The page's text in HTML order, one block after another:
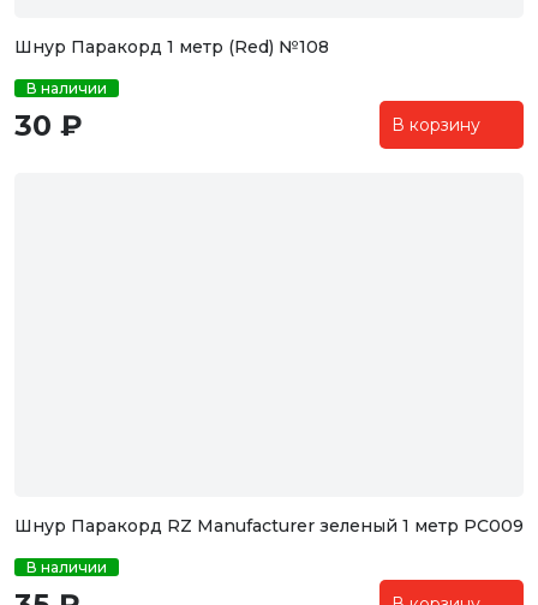
Шнур Паракорд 1 метр (Red) №108
В наличии
30 ₽ В корзину
Шнур Паракорд RZ Manufacturer зеленый 1 метр PC009
В наличии